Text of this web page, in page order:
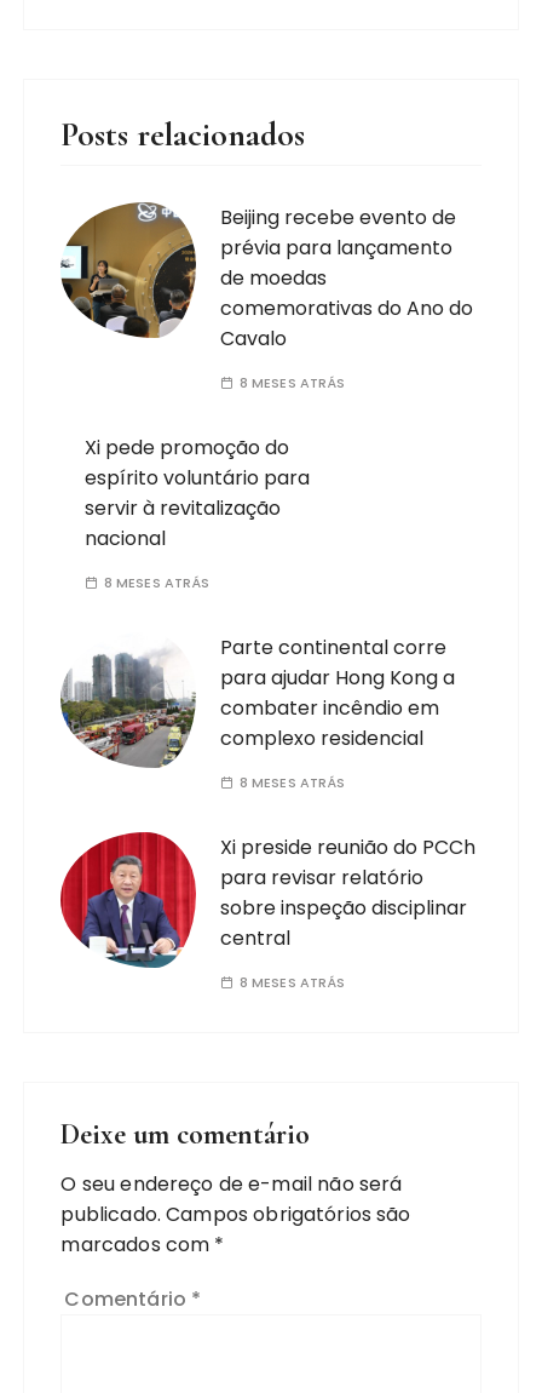
Posts relacionados
Beijing recebe evento de
prévia para lançamento
de moedas
comemorativas do Ano do
Cavalo
8 MESES ATRÁS
Xi pede promoção do
espírito voluntário para
servir à revitalização
nacional
8 MESES ATRÁS
Parte continental corre
para ajudar Hong Kong a
combater incêndio em
complexo residencial
8 MESES ATRÁS
Xi preside reunião do PCCh
para revisar relatório
sobre inspeção disciplinar
central
8 MESES ATRÁS
Deixe um comentário
O seu endereço de e-mail não será
publicado. Campos obrigatórios são
marcados com *
Comentário *